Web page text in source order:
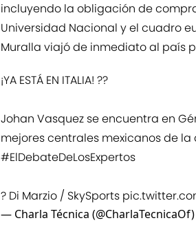
incluyendo la obligación de
Universidad Nacional y el cuadro
Muralla viajó de inmediato al país
¡YA ESTÁ EN ITALIA! ??
Johan Vasquez se encuentra en
mejores centrales mexicanos de
#ElDebateDeLosExpertos
? Di Marzio / SkySports
— Charla Técnica (@CharlaTecnicaOf)